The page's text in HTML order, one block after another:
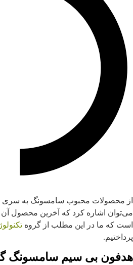
از محصولات محبوب سامسونگ به سری
می‌توان اشاره کرد که آخرین محصول
است که ما در این مطلب از گروه
پرداختیم.
هدفون بی سیم سامسونگ